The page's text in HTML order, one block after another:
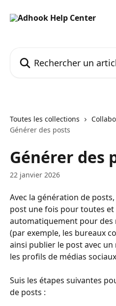
Toutes les collections
Générer des posts
Générer des
22 janvier 2026
Avec la génération de
post une fois pour toutes
automatiquement pour des
(par exemple, les bureaux
ainsi publier le post avec
les profils de médias
Suis les étapes suivantes
de posts :